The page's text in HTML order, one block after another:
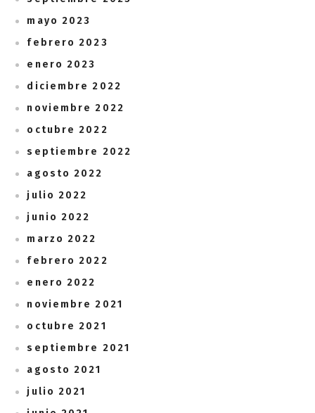
mayo 2023
febrero 2023
enero 2023
diciembre 2022
noviembre 2022
octubre 2022
septiembre 2022
agosto 2022
julio 2022
junio 2022
marzo 2022
febrero 2022
enero 2022
noviembre 2021
octubre 2021
septiembre 2021
agosto 2021
julio 2021